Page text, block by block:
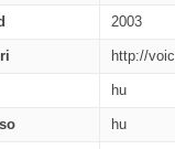
2003
http://
hu
hu